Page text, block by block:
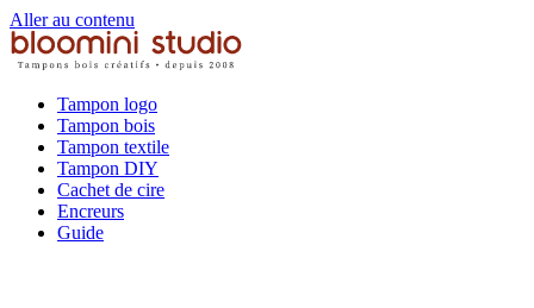
Aller au contenu
Tampon logo
Tampon bois
Tampon textile
Tampon DIY
Cachet de cire
Encreurs
Guide